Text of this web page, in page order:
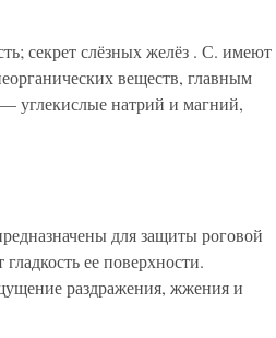
секрет слёзных желёз . С. имеют
веществ, главным
углекислые натрий и магний,
для защиты роговой
ее поверхности.
раздражения, жжения и